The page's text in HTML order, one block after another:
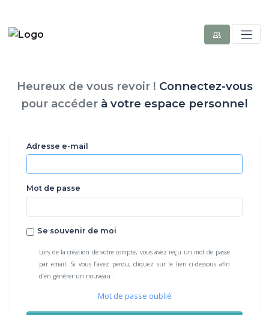
Heureux de vous revoir ! Connectez-vous
pour accéder à votre espace personnel
Adresse e-mail
Mot de passe
Se souvenir de moi
Lors de la création de votre compte, vous avez reçu un mot de passe
par email. Si vous l’avez perdu, cliquez sur le lien ci-dessous afin
d’en générer un nouveau :
Mot de passe oublié